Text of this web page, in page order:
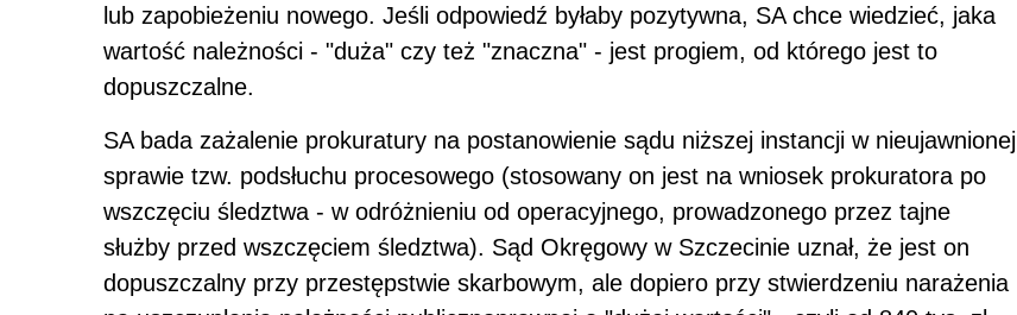
lub zapobieżeniu nowego. Jeśli odpowiedź byłaby pozytywna, SA chce wiedzieć, jaka
wartość należności - "duża" czy też "znaczna" - jest progiem, od którego jest to
dopuszczalne.
SA bada zażalenie prokuratury na postanowienie sądu niższej instancji w nieujawnionej
sprawie tzw. podsłuchu procesowego (stosowany on jest na wniosek prokuratora po
wszczęciu śledztwa - w odróżnieniu od operacyjnego, prowadzonego przez tajne
służby przed wszczęciem śledztwa). Sąd Okręgowy w Szczecinie uznał, że jest on
dopuszczalny przy przestępstwie skarbowym, ale dopiero przy stwierdzeniu narażenia